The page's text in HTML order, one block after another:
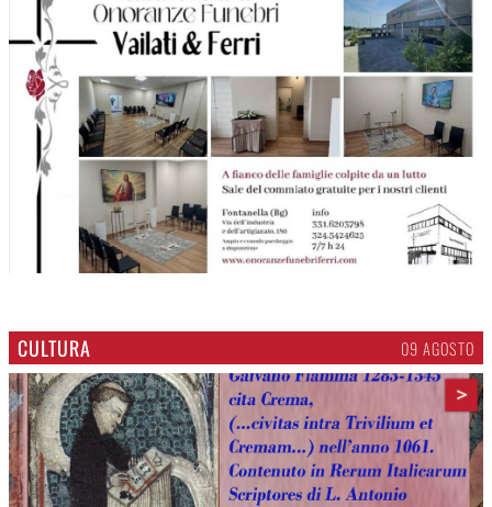
CULTURA 09 AGOSTO
>